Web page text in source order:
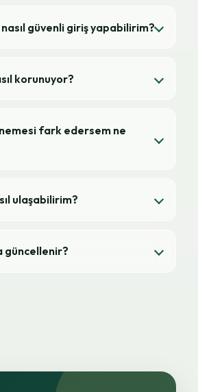
güvenli giriş yapabilirim?
korunuyor?
fark edersem ne
ulaşabilirim?
güncellenir?